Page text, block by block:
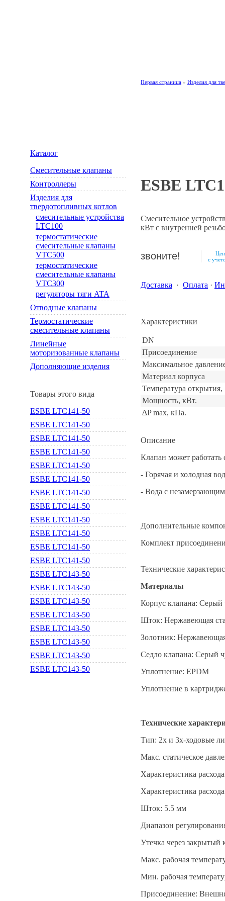
Первая страница » Изделия для
Каталог
Смесительные клапаны
Контроллеры
Изделия для
твердотопливных котлов
смесительные устройства
LTC100
термостатические
смесительные клапаны
VTC500
термостатические
смесительные клапаны
VTC300
регуляторы тяги ATA
Отводные клапаны
Термостатические
смесительные клапаны
Линейные
моторизованные клапаны
Дополняющие изделия
Товары этого вида
ESBE LTC141-50
ESBE LTC141-50
ESBE LTC141-50
ESBE LTC141-50
ESBE LTC141-50
ESBE LTC141-50
ESBE LTC141-50
ESBE LTC141-50
ESBE LTC141-50
ESBE LTC141-50
ESBE LTC141-50
ESBE LTC141-50
ESBE LTC143-50
ESBE LTC143-50
ESBE LTC143-50
ESBE LTC143-50
ESBE LTC143-50
ESBE LTC143-50
ESBE LTC143-50
ESBE LTC143-50
ESBE
Смесительное
кВт с внутренней
звоните!
с
Доставка · Оплата ·
Характеристики
DN
Присоединение
Максимальное
Материал корпуса
Температура открытия,
Мощность, кВт.
∆P max, кПа.
Описание
Клапан может
- Горячая и холодная
- Вода с
Дополнительные
Комплект
Технические
Материалы
Корпус клапана: Серый
Шток: Нержавеющая
Золотник:
Седло клапана: Серый
Уплотнение: EPDM
Уплотнение в
Технические
Тип: 2х и 3х-ходовые
Макс. статическое
Характеристика
Характеристика
Шток: 5.5 мм
Диапазон
Утечка через
Макс. рабочая
Мин. рабочая
Присоединение: